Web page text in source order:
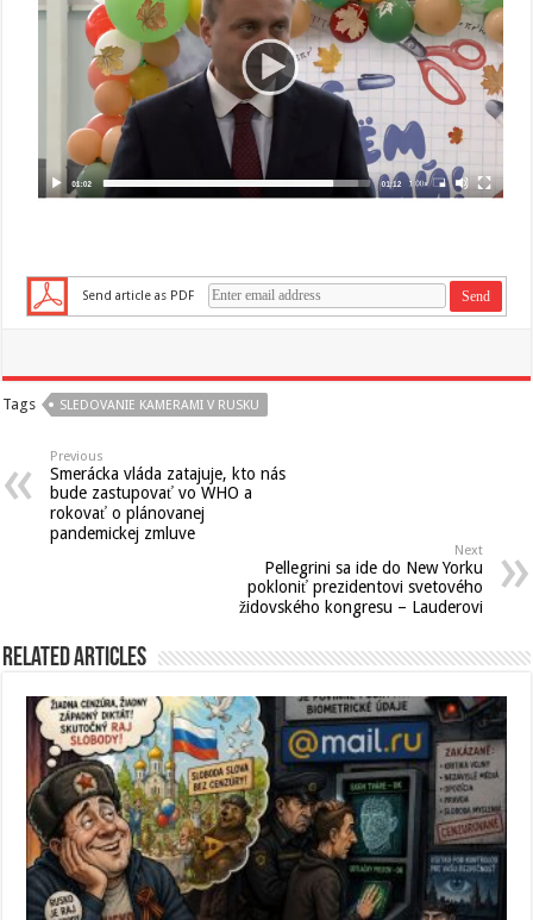
Send article as PDF
Tags SLEDOVANIE KAMERAMI V RUSKU
Previous
Smerácka vláda zatajuje, kto nás
bude zastupovať vo WHO a
rokovať o plánovanej
pandemickej zmluve
Next
Pellegrini sa ide do New Yorku
pokloniť prezidentovi svetového
židovského kongresu – Lauderovi
Related Articles